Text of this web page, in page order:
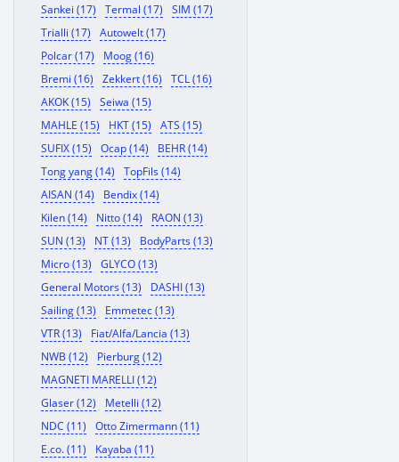
Sankei (17)
Termal (17)
SIM (17)
Trialli (17)
Autowelt (17)
Polcar (17)
Moog (16)
Bremi (16)
Zekkert (16)
TCL (16)
AKOK (15)
Seiwa (15)
MAHLE (15)
HKT (15)
ATS (15)
SUFIX (15)
Ocap (14)
BEHR (14)
Tong yang (14)
TopFils (14)
AISAN (14)
Bendix (14)
Kilen (14)
Nitto (14)
RAON (13)
SUN (13)
NT (13)
BodyParts (13)
Micro (13)
GLYCO (13)
General Motors (13)
DASHI (13)
Sailing (13)
Emmetec (13)
VTR (13)
Fiat/Alfa/Lancia (13)
NWB (12)
Pierburg (12)
MAGNETI MARELLI (12)
Glaser (12)
Metelli (12)
NDC (11)
Otto Zimermann (11)
E.co. (11)
Kayaba (11)